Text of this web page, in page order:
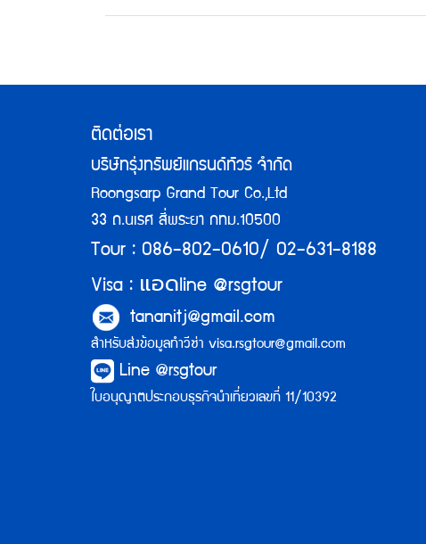
ติดต่อเรา
บริษัทรุ่งทรัพย์แกรนด์ทัวร์ จำกัด
Roongsarp Grand Tour Co.,Ltd
33 ถ.นเรศ สี่พระยา กทม.10500
Tour : 086-802-0610/ 02-631-8188
Visa : แอดline @rsgtour
tananitj@gmail.com
สำหรับส่งข้อมูลทำวีซ่า visa.rsgtour@gmail.com
Line @rsgtour
ใบอนุญาตประกอบธุรกิจนำเที่ยวเลขที่ 11/10392